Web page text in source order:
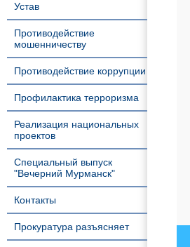
Устав
Противодействие
мошенничеству
Противодействие коррупции
Профилактика терроризма
Реализация национальных
проектов
Специальный выпуск
"Вечерний Мурманск"
Контакты
Прокуратура разъясняет